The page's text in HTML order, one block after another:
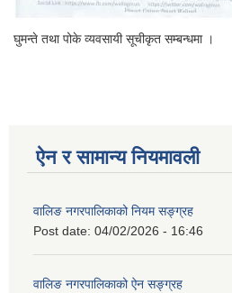
घुमन्ते तथा पोके व्यवसायी सूचीकृत सम्बन्धमा ।
ऐन र सामान्य नियमावली
वालिङ नगरपालिकाको नियम सङ्ग्रह
Post date: 04/02/2026 - 16:46
वालिङ नगरपालिकाको ऐन सङ्ग्रह